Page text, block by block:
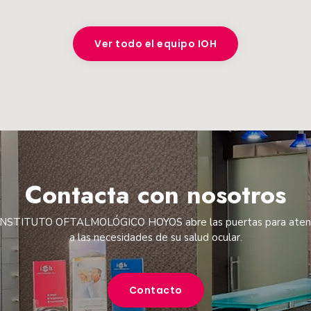
Ver todo el equipo IOH
Contacta con nosotros
OFTALMOLÓGICO HOYOS abre las puertas para
a las necesidades de su salud ocular.
Contacto